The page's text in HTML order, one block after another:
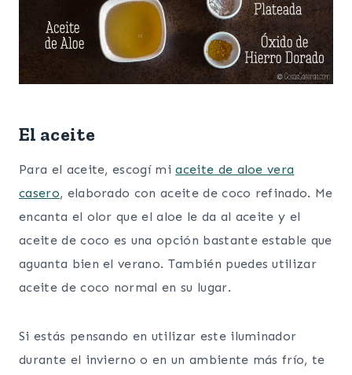
El aceite
Para el aceite, escogí miaceite de aloe vera
casero, elaborado con aceite de coco refinado. Me
encanta el olor que el aloe le da al aceite y el
aceite de coco es una opción bastante estable que
aguanta bien el verano. También puedes utilizar
aceite de coco normal en su lugar.
Si estás pensando en utilizar este iluminador
durante el invierno o en un ambiente más frío, te